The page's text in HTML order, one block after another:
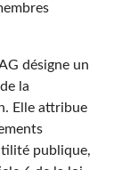
désigne un
la
Elle attribue
publique,